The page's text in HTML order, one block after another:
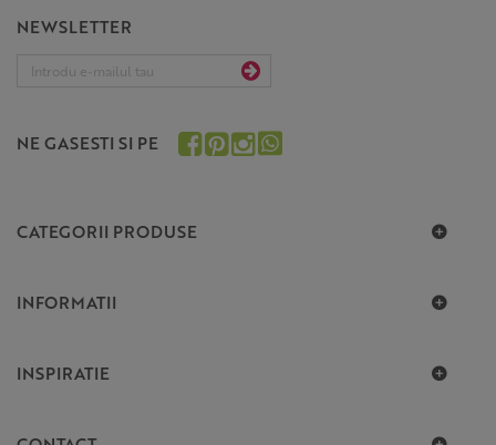
NEWSLETTER
NE GASESTI SI PE
CATEGORII PRODUSE
INFORMATII
INSPIRATIE